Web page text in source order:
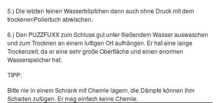
5.) Die letzten feinen Wassertröpfchen dann auch ohne Druck mit dem
trockenenPoliertuch abwischen.
6.) Den PUZZFUXX zum Schluss gut unter fließendem Wasser auswaschen
und zum Trocknen an einem luftigen Ort aufhängen. Er hat eine lange
Trockenzeit, da er eine sehr große Oberfläche und einen enormen
Wasserspeicher hat.
TIPP:
Bitte nie in einem Schrank mit Chemie lagern, die Dämpfe können ihm
Schaden zufügen. Er mag einfach keine Chemie.